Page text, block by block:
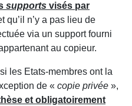
supports visés par
qu’il n’y a pas lieu de
via un support fourni
au copieur.
les Etats-membres ont la
de « copie privée »,
et obligatoirement